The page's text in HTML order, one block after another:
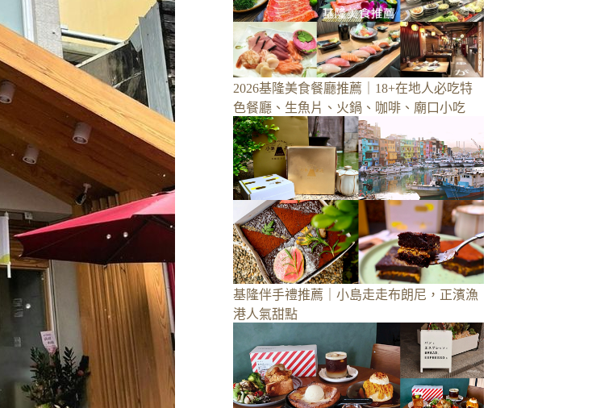
2026基隆美食餐廳推薦｜18+在地人必吃特
色餐廳、生魚片、火鍋、咖啡、廟口小吃
基隆伴手禮推薦｜小島走走布朗尼，正濱漁
港人氣甜點